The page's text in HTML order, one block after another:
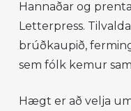
Hannaðar og
Letterpress.
brúðkaupið,
sem fólk kemur
Hægt er að velja